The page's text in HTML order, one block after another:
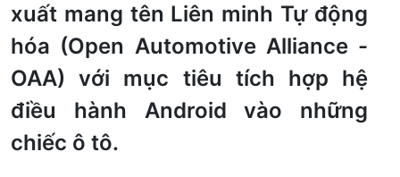
xuất mang tên Liên minh Tự động
hóa (Open Automotive Alliance -
OAA) với mục tiêu tích hợp hệ
điều hành Android vào những
chiếc ô tô.